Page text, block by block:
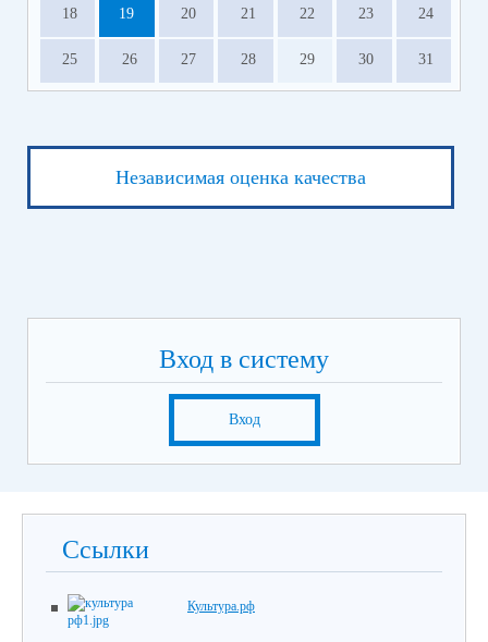
18 19 20 21 22 23 24
25 26 27 28 29 30 31
Независимая оценка качества
Вход в систему
Вход
Ссылки
Культура.рф